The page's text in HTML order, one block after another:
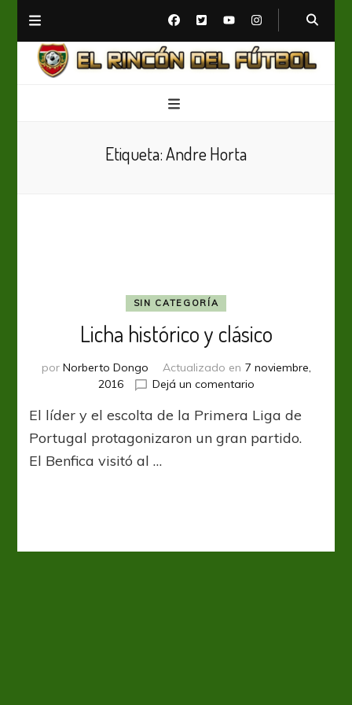
Etiqueta:Andre Horta
SIN CATEGORÍA
Licha histórico y clásico
por Norberto Dongo Actualizado en 7 noviembre,
2016
Dejá un comentarioen
histórico
y
clásico
El líder y el escolta de la Primera Liga de
Portugal protagonizaron un gran partido.
El Benfica visitó al …